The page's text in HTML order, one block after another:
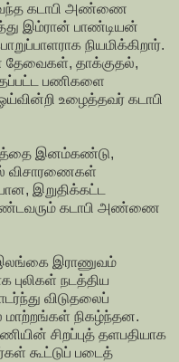
கடாபி அண்ணை
இம்ரான் பாண்டியன்
நியமிக்கிறார்.
தேவைகள், தாக்குதல்,
பணிகளை
உழைத்தவர் கடாபி
இனம்கண்டு,
விசாரணைகள்
இறுதிக்கட்ட
கடாபி அண்ணை
இலங்கை இராணுவம்
புலிகள் நடத்திய
விடுதலைப்
மாற்றங்கள் நிகழ்ந்தன.
சிறப்புத் தளபதியாக
கூட்டுப் படைத்